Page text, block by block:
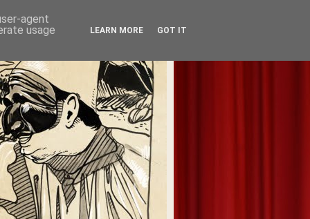
agent
usage
LEARN MORE GOT IT